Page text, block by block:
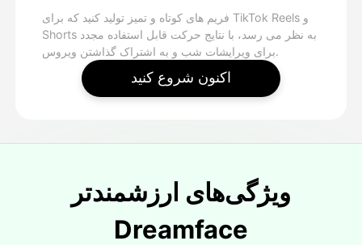
فریم های کوتاه و تمیز تولید کنید که برای TikTok Reels و
Shorts به نظر می رسد، با نتایج حرکت قابل استفاده مجدد
برای ویرایشات شب و به اشتراک گذاشتن ویروس.
اکنون شروع کنید
ویژگی‌های ارزشمندتر
Dreamface